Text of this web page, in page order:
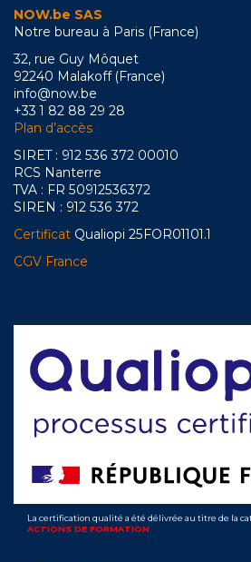
NOW.be SAS
Notre bureau à Paris (France)
32, rue Guy Môquet
92240 Malakoff (France)
info@now.be
+33 1 82 88 29 28
Plan d’accès
SIRET : 912 536 372 00010
RCS Nanterre
TVA : FR 50912536372
SIREN : 912 536 372
Certificat Qualiopi 25FOR01101.1
CGV France
La certification qualité a été délivrée au titre de la
ACTIONS DE FORMATION